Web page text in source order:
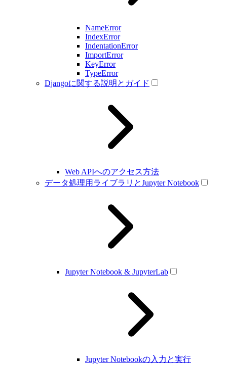
NameError
IndexError
IndentationError
ImportError
KeyError
TypeError
Djangoに関する説明とガイド
Web APIへのアクセス方法
データ処理用ライブラリとJupyter Notebook
Jupyter Notebook & JupyterLab
Jupyter Notebookの入力と実行